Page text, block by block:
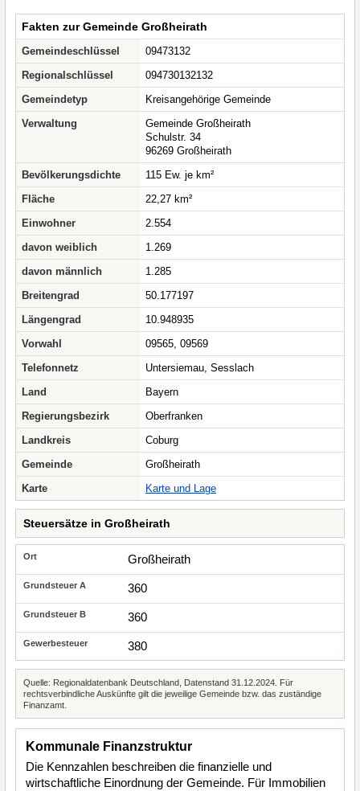
Fakten zur Gemeinde Großheirath
Gemeindeschlüssel
09473132
Regionalschlüssel
094730132132
Gemeindetyp
Kreisangehörige Gemeinde
Verwaltung
Gemeinde Großheirath
Schulstr. 34
96269 Großheirath
Bevölkerungsdichte
115 Ew. je km²
Fläche
22,27 km²
Einwohner
2.554
davon weiblich
1.269
davon männlich
1.285
Breitengrad
50.177197
Längengrad
10.948935
Vorwahl
09565, 09569
Telefonnetz
Untersiemau, Sesslach
Land
Bayern
Regierungsbezirk
Oberfranken
Landkreis
Coburg
Gemeinde
Großheirath
Karte
Karte und Lage
Steuersätze in Großheirath
Großheirath
360
360
380
Quelle: Regionaldatenbank Deutschland, Datenstand 31.12.2024. Für
rechtsverbindliche Auskünfte gilt die jeweilige Gemeinde bzw. das zuständige
Finanzamt.
Kommunale Finanzstruktur
Die Kennzahlen beschreiben die finanzielle und
wirtschaftliche Einordnung der Gemeinde. Für Immobilien